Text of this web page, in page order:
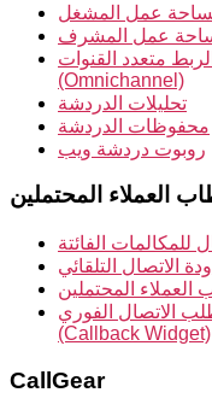
عمل المشغل
عمل المشرف
الربط متعدد القنوات
(Omnichannel)
تحليلات الدردشة
محفوظات الدردشة
روبوت دردشة ويب
العملاء المحتملين
للمكالمات الفائتة
الاتصال التلقائي
العملاء المحتملين
الاتصال الفوري
(Callback Widget)
CallGear